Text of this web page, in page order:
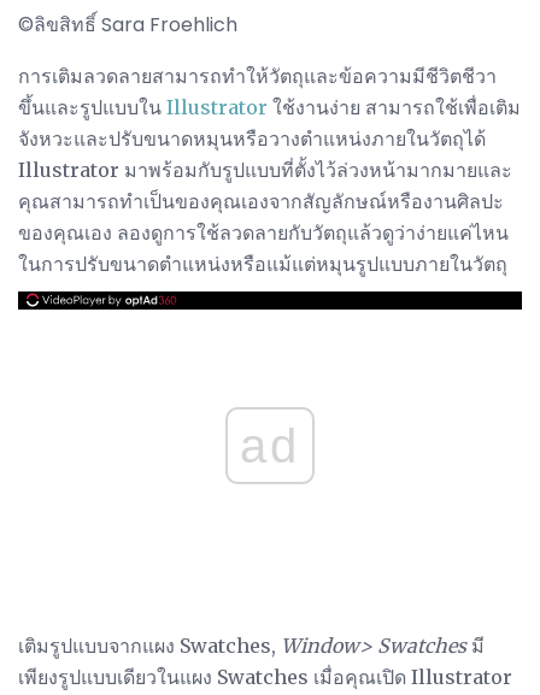
©ลิขสิทธิ์ Sara Froehlich
การเติมลวดลายสามารถทำให้วัตถุและข้อความมีชีวิตชีวา
ขึ้นและรูปแบบใน Illustrator ใช้งานง่าย สามารถใช้เพื่อเติม
จังหวะและปรับขนาดหมุนหรือวางตำแหน่งภายในวัตถุได้
Illustrator มาพร้อมกับรูปแบบที่ตั้งไว้ล่วงหน้ามากมายและ
คุณสามารถทำเป็นของคุณเองจากสัญลักษณ์หรืองานศิลปะ
ของคุณเอง ลองดูการใช้ลวดลายกับวัตถุแล้วดูว่าง่ายแค่ไหน
ในการปรับขนาดตำแหน่งหรือแม้แต่หมุนรูปแบบภายในวัตถุ
ad
เติมรูปแบบจากแผง Swatches, Window> Swatchesมี
เพียงรูปแบบเดียวในแผง Swatches เมื่อคุณเปิด Illustrator